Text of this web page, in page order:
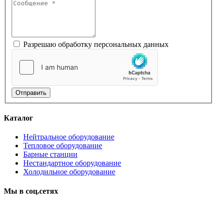
Разрешаю обработку персональных данных
Отправить
Каталог
Нейтральное оборудование
Тепловое оборудование
Барные станции
Нестандартное оборудование
Холодильное оборудование
Мы в соц.сетях